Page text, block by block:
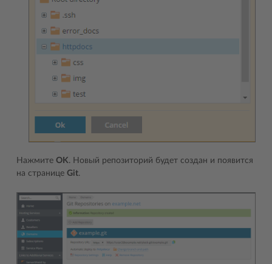
Нажмите OK. Новый репозиторий будет создан и появится
на странице Git.